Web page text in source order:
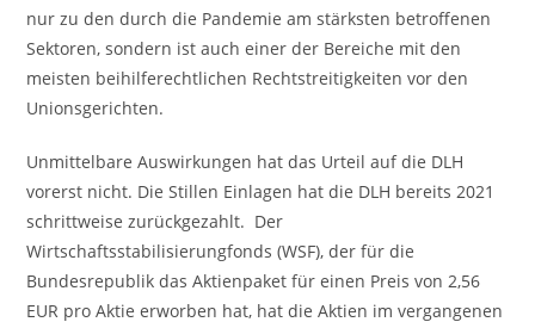
nur zu den durch die Pandemie am stärksten betroffenen
Sektoren, sondern ist auch einer der Bereiche mit den
meisten beihilferechtlichen Rechtstreitigkeiten vor den
Unionsgerichten.
Unmittelbare Auswirkungen hat das Urteil auf die DLH
vorerst nicht. Die Stillen Einlagen hat die DLH bereits 2021
schrittweise zurückgezahlt. Der
Wirtschaftsstabilisierungfonds (WSF), der für die
Bundesrepublik das Aktienpaket für einen Preis von 2,56
EUR pro Aktie erworben hat, hat die Aktien im vergangenen